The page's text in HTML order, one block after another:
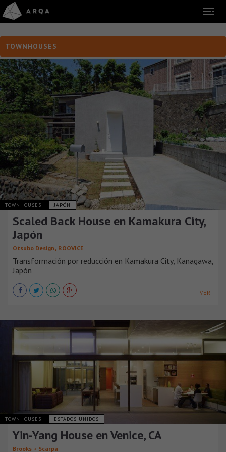
TOWNHOUSES
TOWNHOUSES JAPÓN
Scaled Back House en Kamakura City,
Japón
Otsubo Design, ROOVICE
Transformación por reducción en Kamakura City, Kanagawa,
Japón
VER +
TOWNHOUSES ESTADOS UNIDOS
Yin-Yang House en Venice, CA
Brooks + Scarpa